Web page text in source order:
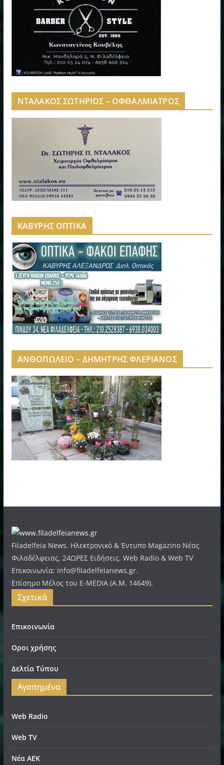
ΝΤΑΛΑΚΟΣ ΣΩΤΗΡΙΟΣ – ΟΦΘΑΛΜΙΑΤΡΟΣ
ΚΑΒΥΡΗΣ ΟΠΤΙΚΑ
ΑΝΘΟΠΩΛΕΙΟ – ΔΗΜΗΤΡΗΣ ΦΛΕΡΙΑΝΟΣ
Filadelfeia News. Ηλεκτρονικό & Έντυπο Magazino Νέας
Φιλαδέλφειας, 24ΩΡΕΣ Ειδήσεις. Web Radio & Web TV
Επικοινωνία: info@filadelfeianews.gr.
Επίσημο Μέλος του E-MEDIA (A.M. 14649).
Σχετικά
Επικοινωνία
Οροι χρήσης
Δελτία Τύπου
Αγαπημένα
Web Radio
Web TV
Νέα ΑΕΚ